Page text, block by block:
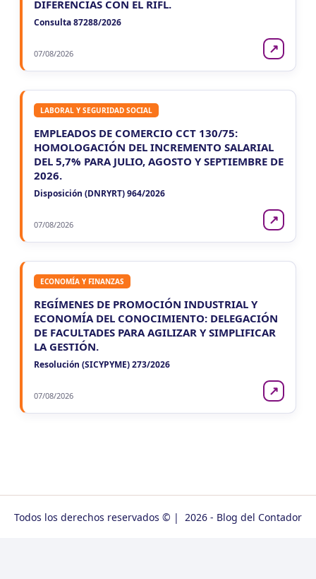
DIFERENCIAS CON EL RIFL.
Consulta 87288/2026
07/08/2026 ↗
LABORAL Y SEGURIDAD SOCIAL
EMPLEADOS DE COMERCIO CCT 130/75:
HOMOLOGACIÓN DEL INCREMENTO SALARIAL
DEL 5,7% PARA JULIO, AGOSTO Y SEPTIEMBRE DE
2026.
Disposición (DNRYRT) 964/2026
07/08/2026 ↗
ECONOMÍA Y FINANZAS
REGÍMENES DE PROMOCIÓN INDUSTRIAL Y
ECONOMÍA DEL CONOCIMIENTO: DELEGACIÓN
DE FACULTADES PARA AGILIZAR Y SIMPLIFICAR
LA GESTIÓN.
Resolución (SICYPYME) 273/2026
07/08/2026 ↗
Todos los derechos reservados © | 2026 - Blog del Contador